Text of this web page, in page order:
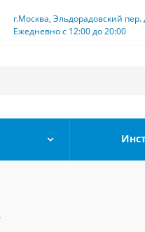
г.Москва, Эльдорадовский пер.
Ежедневно с 12:00 до 20:00